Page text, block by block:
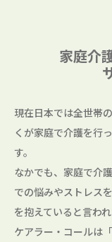
家庭介
現在日本では全世帯
くが家庭で介護を行
す。
なかでも、家庭で介
での悩みやストレス
を抱えていると言われ
ケアラー・コールは